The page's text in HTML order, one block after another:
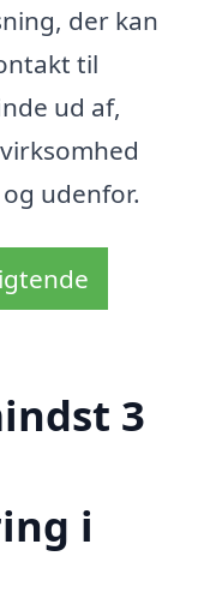
der kan
til
ud af,
udenfor.
3
i